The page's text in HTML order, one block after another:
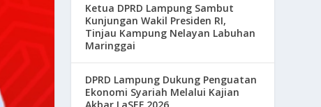
Ketua DPRD Lampung Sambut
Kunjungan Wakil Presiden RI,
Tinjau Kampung Nelayan Labuhan
Maringgai
DPRD Lampung Dukung Penguatan
Ekonomi Syariah Melalui Kajian